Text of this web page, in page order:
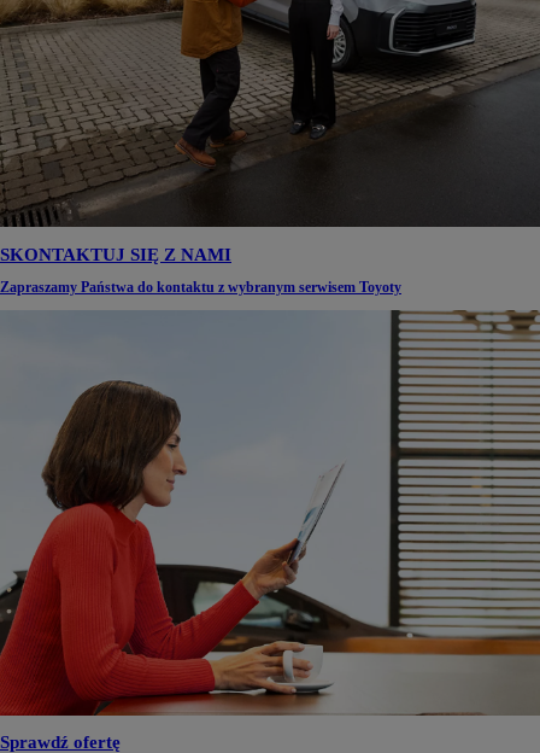
SKONTAKTUJ SIĘ Z NAMI
Zapraszamy Państwa do kontaktu z wybranym serwisem Toyoty
Sprawdź ofertę